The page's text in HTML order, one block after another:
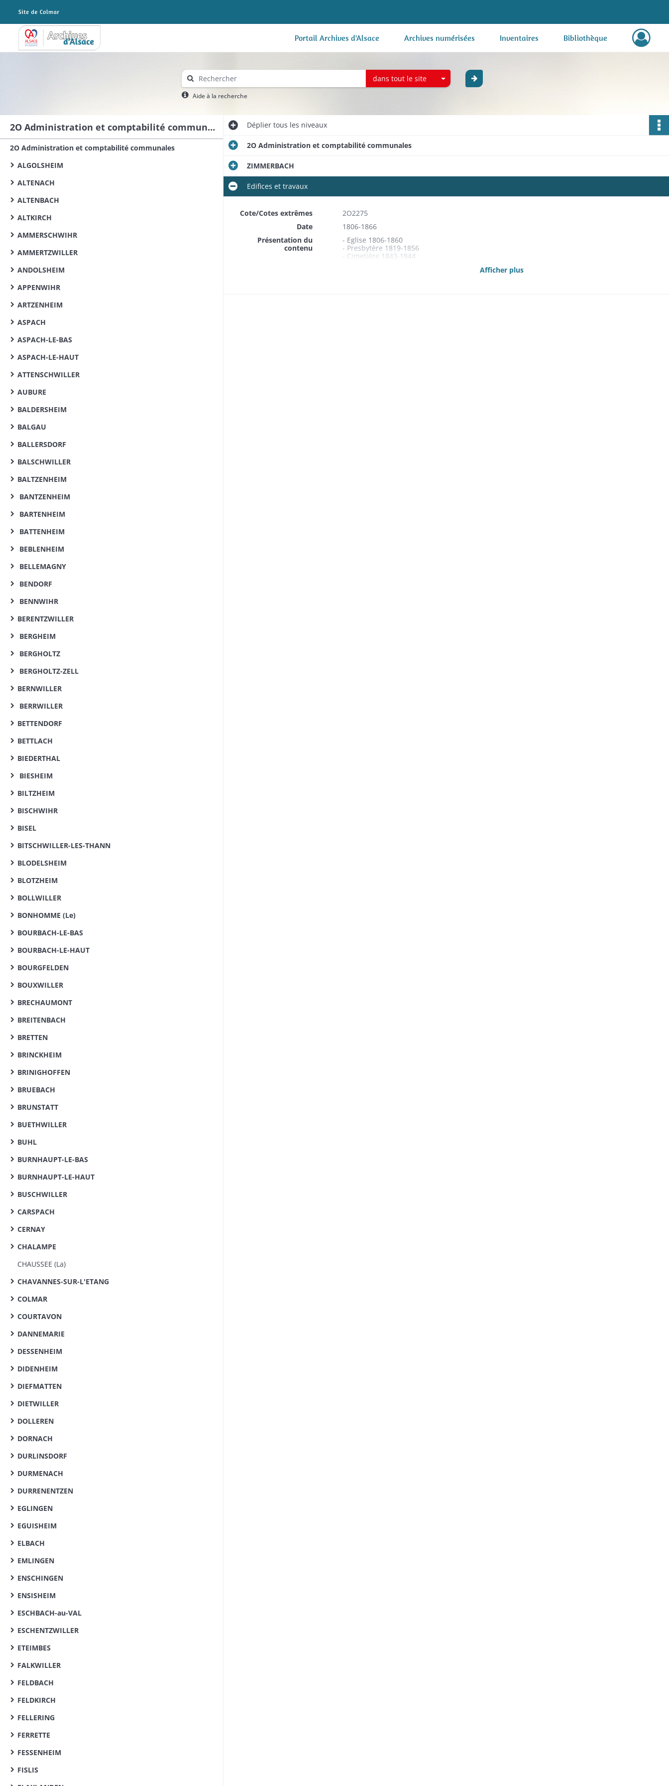
Archives Alsace - Colmar Portail Archives d'Alsace Archives numérisées Inventaires Bibliothèque
dans tout le site
Aide à la recherche
2O Administration et comptabilité communales
2O Administration et comptabilité communales
ALGOLSHEIM
ALTENACH
ALTENBACH
ALTKIRCH
AMMERSCHWIHR
AMMERTZWILLER
ANDOLSHEIM
APPENWIHR
ARTZENHEIM
ASPACH
ASPACH-LE-BAS
ASPACH-LE-HAUT
ATTENSCHWILLER
AUBURE
BALDERSHEIM
BALGAU
BALLERSDORF
BALSCHWILLER
BALTZENHEIM
BANTZENHEIM
BARTENHEIM
BATTENHEIM
BEBLENHEIM
BELLEMAGNY
BENDORF
BENNWIHR
BERENTZWILLER
BERGHEIM
BERGHOLTZ
BERGHOLTZ-ZELL
BERNWILLER
BERRWILLER
BETTENDORF
BETTLACH
BIEDERTHAL
BIESHEIM
BILTZHEIM
BISCHWIHR
BISEL
BITSCHWILLER-LES-THANN
BLODELSHEIM
BLOTZHEIM
BOLLWILLER
BONHOMME (Le)
BOURBACH-LE-BAS
BOURBACH-LE-HAUT
BOURGFELDEN
BOUXWILLER
BRECHAUMONT
BREITENBACH
BRETTEN
BRINCKHEIM
BRINIGHOFFEN
BRUEBACH
BRUNSTATT
BUETHWILLER
BUHL
BURNHAUPT-LE-BAS
BURNHAUPT-LE-HAUT
BUSCHWILLER
CARSPACH
CERNAY
CHALAMPE
CHAUSSEE (La)
CHAVANNES-SUR-L'ETANG
COLMAR
COURTAVON
DANNEMARIE
DESSENHEIM
DIDENHEIM
DIEFMATTEN
DIETWILLER
DOLLEREN
DORNACH
DURLINSDORF
DURMENACH
DURRENENTZEN
EGLINGEN
EGUISHEIM
ELBACH
EMLINGEN
ENSCHINGEN
ENSISHEIM
ESCHBACH-au-VAL
ESCHENTZWILLER
ETEIMBES
FALKWILLER
FELDBACH
FELDKIRCH
FELLERING
FERRETTE
FESSENHEIM
FISLIS
Dépliertous les niveaux
2O Administration et comptabilité communales
ZIMMERBACH
Edifices et travaux
Cote/Cotes extrêmes
2O2275
Date
1806-1866
Présentation du
contenu
- Eglise 1806-1860
- Presbytère 1819-1856
- Cimetière 1843-1844
Afficher plus